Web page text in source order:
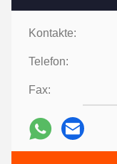
Kontakte:
Telefon:
Fax: